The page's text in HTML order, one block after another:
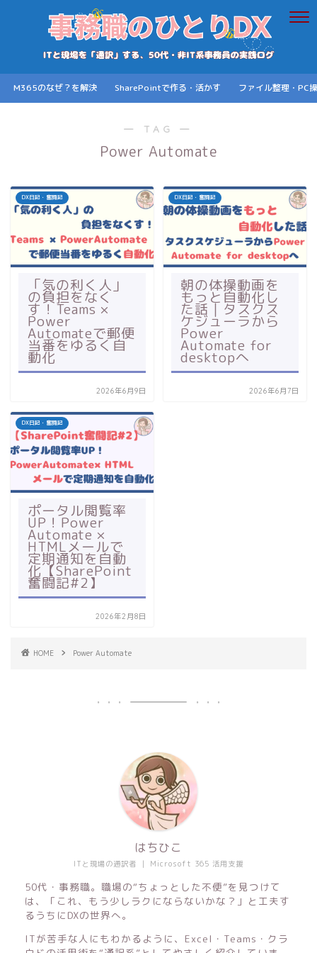
M365のなぜ？を解決 SharePointで作る・活かす ファイル整理・PC
― TAG ―
Power Automate
DX日記・奮闘記
「気の利く人」
の負担をなく
す！Teams ×
Power
Automateで郵便
当番をゆるく自
動化
2026年6月9日
DX日記・奮闘記
朝の体操動画を
もっと自動化し
た話｜タスクス
ケジューラから
Power
Automate for
desktopへ
2026年6月7日
DX日記・奮闘記
ポータル閲覧率
UP！Power
Automate ×
HTMLメールで
定期通知を自動
化【SharePoint
奮闘記#2】
2026年2月8日
HOME Power Automate
ITと現場の通訳者 ｜ Microsoft 365 活用支援
はちひこ
50代・事務職。職場の“ちょっとした不便”を見つけて
は、「これ、もう少しラクにならないかな？」と工夫す
るうちにDXの世界へ。
ITが苦手な人にもわかるように、Excel・Teams・クラ